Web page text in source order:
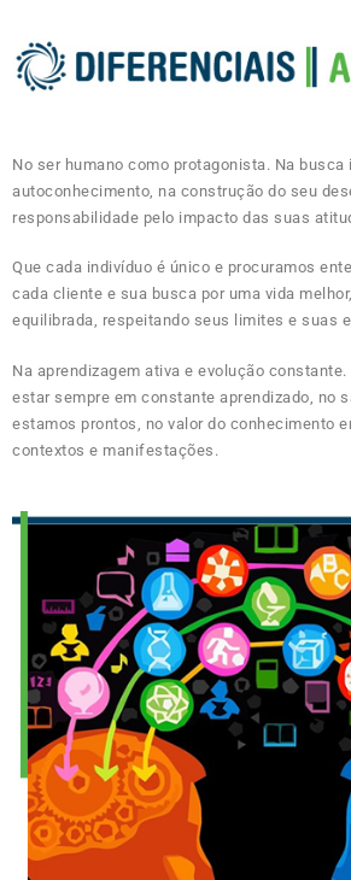
No ser humano como protagonista. Na busca
autoconhecimento, na construção do seu
responsabilidade pelo impacto das suas
Que cada indivíduo é único e procuramos
cada cliente e sua busca por uma vida
equilibrada, respeitando seus limites e suas
Na aprendizagem ativa e evolução
estar sempre em constante aprendizado, no
estamos prontos, no valor do conhecimento
contextos e manifestações.